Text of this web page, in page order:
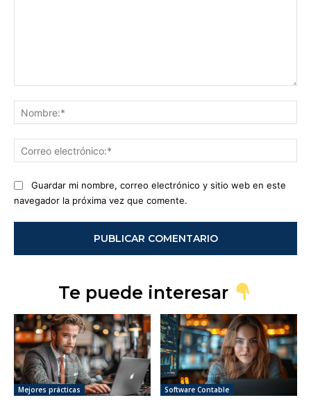
Guardar mi nombre, correo electrónico y sitio web en este
navegador la próxima vez que comente.
Te puede interesar
Mejores prácticas Software Contable